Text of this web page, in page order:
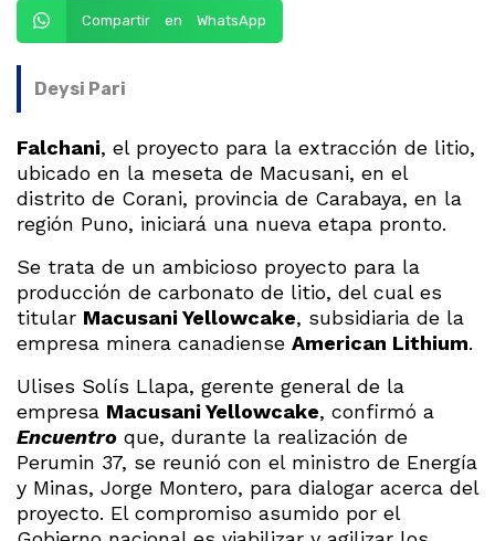
Compartir en WhatsApp
Deysi Pari
Falchani, el proyecto para la extracción de litio,
ubicado en la meseta de Macusani, en el
distrito de Corani, provincia de Carabaya, en la
región Puno, iniciará una nueva etapa pronto.
Se trata de un ambicioso proyecto para la
producción de carbonato de litio, del cual es
titular Macusani Yellowcake, subsidiaria de la
empresa minera canadiense American Lithium.
Ulises Solís Llapa, gerente general de la
empresa Macusani Yellowcake, confirmó a
Encuentro que, durante la realización de
Perumin 37, se reunió con el ministro de Energía
y Minas, Jorge Montero, para dialogar acerca del
proyecto. El compromiso asumido por el